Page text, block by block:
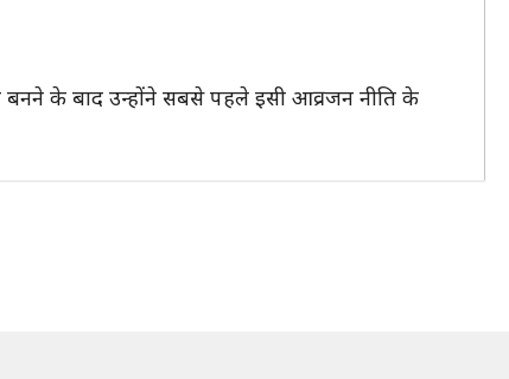
बनने के बाद उन्होंने सबसे पहले इसी आव्रजन नीति के